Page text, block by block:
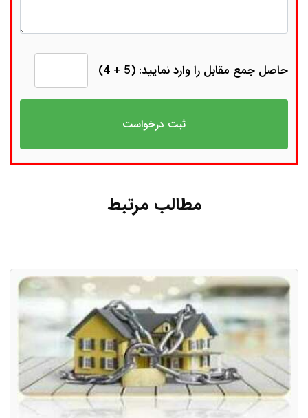
حاصل جمع مقابل را وارد نمایید: (5 + 4)
مطالب مرتبط